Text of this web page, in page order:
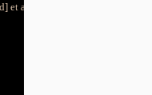
et achever